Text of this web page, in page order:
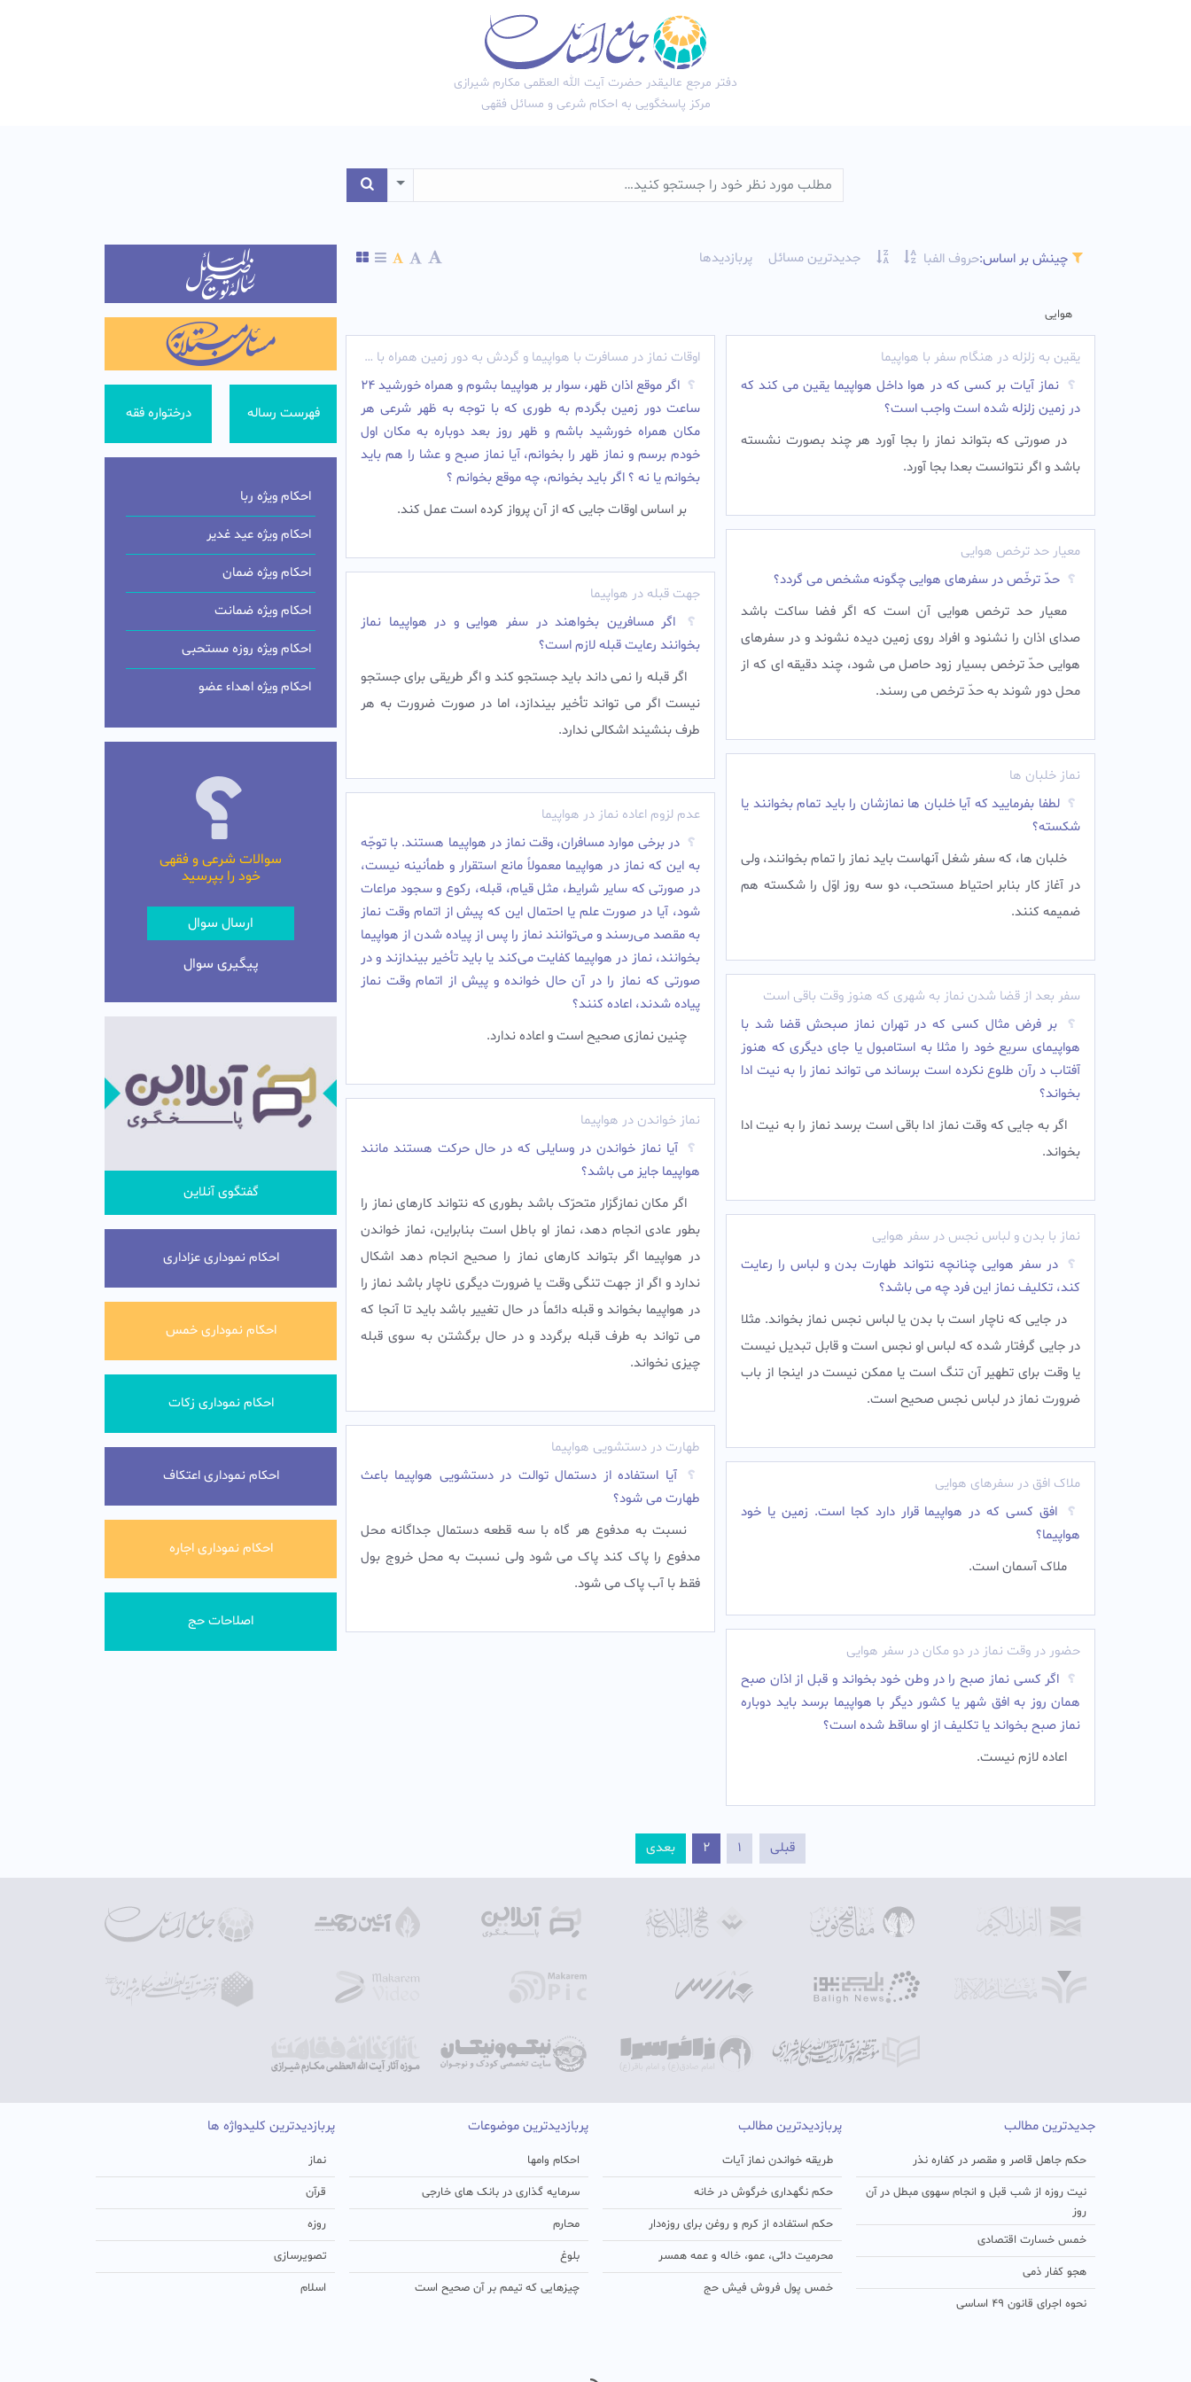
دفتر مرجع عالیقدر حضرت آیت الله العظمی مکارم شیرازی
مرکز پاسخگویی به احکام شرعی و مسائل فقهی
Toggle Dropdown
چینش بر اساس:حروف الفبا جدیدترین مسائل پربازدیدها
هوایی
یقین به زلزله در هنگام سفر با هواپیما
نماز آیات بر کسی که در هوا داخل هواپیما یقین می کند که
در زمین زلزله شده است واجب است؟
در صورتی که بتواند نماز را بجا آورد هر چند بصورت نشسته
باشد و اگر نتوانست بعدا بجا آورد.‌
معیار حد ترخص هوایی
حدّ ترخّص در سفرهای هوایی چگونه مشخص می گردد؟
معیار حد ترخص هوایی آن است که اگر فضا ساکت باشد
صدای اذان را نشنود و افراد روی زمین دیده نشوند و در سفرهای
هوایی حدّ ترخص بسیار زود حاصل می شود، چند دقیقه ای که از
محل دور شوند به حدّ ترخص می رسند.‌
نماز خلبان ها
لطفا بفرمایید که آیا خلبان ها نمازشان را باید تمام بخوانند یا
شکسته؟
خلبان ها، كه سفر شغل آنهاست بايد نماز را تمام بخوانند، ولی
در آغاز کار بنابر احتیاط مستحب، دو سه روز اوّل را شکسته هم
ضمیمه کنند.
سفر بعد از قضا شدن نماز به شهری که هنوز وقت باقی است
بر فرض مثال کسی که در تهران نماز صبحش قضا شد با
هواپیمای سریع خود را مثلا به استامبول یا جای دیگری که هنوز
آفتاب د رآن طلوع نکرده است برساند می تواند نماز را به نیت ادا
بخواند؟
اگر به جایی که وقت نماز ادا باقی است برسد نماز را به نیت ادا
بخواند.‌
نماز با بدن و لباس نجس در سفر هوایی
در سفر هوایی چنانچه نتواند طهارت بدن و لباس را رعایت
کند، تکلیف نماز این فرد چه می باشد؟
در جايى كه ناچار است با بدن يا لباس نجس نماز بخواند. مثلا
در جايى گرفتار شده كه لباس او نجس است و قابل تبديل نيست
يا وقت براى تطهير آن تنگ است یا ممکن نیست در اينجا از باب
ضرورت نماز در لباس نجس صحيح است.‌ ‌
ملاک افق در سفرهای هوایی
افق کسی که در هواپیما قرار دارد کجا است. زمین یا خود
هواپیما؟
ملاک آسمان است.‌
حضور در وقت نماز در دو مکان در سفر هوایی
اگر کسی نماز صبح را در وطن خود بخواند و قبل از اذان صبح
همان روز به افق شهر یا کشور دیگر با هواپیما برسد باید دوباره
نماز صبح بخواند یا تکلیف از او ساقط شده است؟
اعاده لازم نیست.‌
اوقات نماز در مسافرت با هواپیما و گردش به دور زمین همراه با خورشید
اگر موقع اذان ظهر، سوار بر هواپیما بشوم و همراه خورشید 24
ساعت دور زمین بگردم به طوری که با توجه به ظهر شرعی هر
مکان همراه خورشید باشم و ظهر روز بعد دوباره به مکان اول
خودم برسم و نماز ظهر را بخوانم، آیا نماز صبح و عشا را هم باید
بخوانم یا نه ؟ اگر باید بخوانم، چه موقع بخوانم ؟
بر اساس اوقات جایی که از آن پرواز کرده است عمل کند.‌
جهت قبله در هواپیما
اگر مسافرین بخواهند در سفر هوایی و در هواپیما نماز
بخوانند رعایت قبله لازم است؟
اگر قبله را نمی داند باید جستجو کند و اگر طریقی برای جستجو
نیست اگر می تواند تأخیر بیندازد، اما در صورت ضرورت به هر
طرف بنشیند اشکالی ندارد.‌
عدم لزوم اعاده نماز در هواپیما
در برخى موارد مسافران، وقت نماز در هواپيما هستند. با توجّه
به اين كه نماز در هواپيما معمولاً مانع استقرار و طمأنينه نيست،
در صورتى كه ساير شرايط، مثل قيام، قبله، ركوع و سجود مراعات
شود، آيا در صورت علم يا احتمال اين كه پيش از اتمام وقت نماز
به مقصد مى‌رسند و مى‌توانند نماز را پس از پياده شدن از هواپيما
بخوانند، نماز در هواپيما كفايت مى‌كند يا بايد تأخير بيندازند و در
صورتى كه نماز را در آن حال خوانده و پيش از اتمام وقت نماز
پياده شدند، اعاده كنند؟
چنين نمازى صحيح است و اعاده ندارد.‌
نماز خواندن در هواپیما
آیا نماز خواندن در وسایلی که در حال حرکت هستند مانند
هواپیما جایز می باشد؟
اگر مکان نمازگزار متحرّک باشد بطورى که نتواند کارهاى نماز را
بطور عادى انجام دهد، نماز او باطل است بنابراين، نماز خواندن
در هواپیما اگر بتواند کارهاى نماز را صحيح انجام دهد اشکال
ندارد و اگر از جهت تنگى وقت يا ضرورت ديگرى ناچار باشد نماز را
در هواپیما بخواند و قبله دائماً در حال تغيير باشد بايد تا آنجا که
مى تواند به طرف قبله برگردد و در حال برگشتن به سوى قبله
چيزى نخواند.‌
طهارت در دستشویی هواپیما
آیا استفاده از دستمال توالت در دستشویی هواپیما باعث
طهارت می شود؟
نسبت به مدفوع هر گاه با سه قطعه دستمال جداگانه محل
مدفوع را پاک کند پاک می شود ولی نسبت به محل خروج بول
فقط با آب پاک می شود.‌
قبلی 1
2 بعدی
فهرست رساله درختواره فقه
احکام ویژه ربا
احکام ویژه عید غدیر
احکام ویژه ضمان
احکام ویژه ضمانت
احکام ویژه روزه مستحبی
احکام ویژه اهداء عضو
سوالات شرعی و فقهی
خود را بپرسید
ارسال سوال
پیگیری سوال
گفتگوی آنلاین
احکام نموداری عزاداری
احکام نموداری خمس
احکام نموداری زکات
احکام نموداری اعتکاف
احکام نموداری اجاره
اصلاحات حج
جدیدترین مطالب
حکم جاهل قاصر و مقصر در کفاره نذر
نیت روزه از شب قبل و انجام سهوی مبطل در آن
روز
خمس خسارت اقتصادی
هجو کفار ذمی
نحوه اجرای قانون ۴۹ اساسی
پربازدیدترین مطالب
طریقه خواندن نماز آیات
حکم نگهداری خرگوش در خانه
حکم استفاده از کرم و روغن برای روزه‌دار
محرمیت دائی، عمو، خاله و عمه همسر
خمس پول فروش فیش حج
پربازدیدترین موضوعات
احکام وامها
سرمایه گذاری در بانک های خارجی
محارم
بلوغ
چیزهایی که تیمم بر آن صحیح است
پربازدیدترین کلیدواژه ها
نماز
قرآن
روزه
تصویرسازی
اسلام